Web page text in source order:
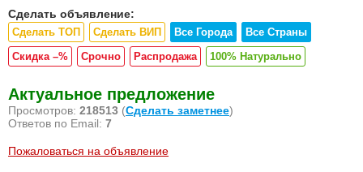
Сделать объявление:
Сделать ТОП Сделать ВИП Все Города
Все Страны
Скидка –%
Срочно Распродажа 100% Натурально
Актуальное предложение
Просмотров: 218513 (Сделать заметнее)
Ответов по Email: 7
Пожаловаться на объявление